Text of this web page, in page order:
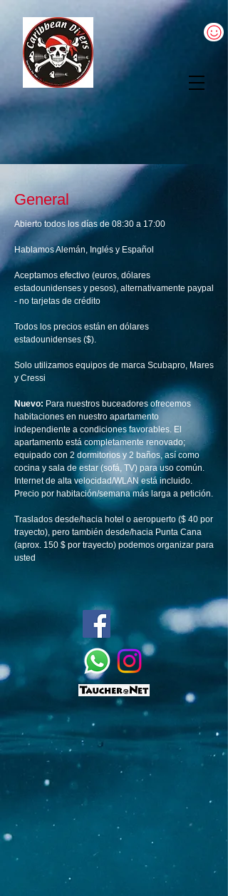
General
Abierto todos los días de 08:30 a 17:00
Hablamos Alemán, Inglés y Español
Aceptamos efectivo (euros, dólares
estadounidenses y pesos), alternativamente paypal
- no tarjetas de crédito
Todos los precios están en dólares
estadounidenses ($).
Solo utilizamos equipos de marca Scubapro, Mares
y Cressi
Nuevo: Para nuestros buceadores ofrecemos
habitaciones en nuestro apartamento
independiente a condiciones favorables. El
apartamento está completamente renovado;
equipado con 2 dormitorios y 2 baños, así como
cocina y sala de estar (sofá, TV) para uso común.
Internet de alta velocidad/WLAN está incluido.
Precio por habitación/semana más larga a petición.
Traslados desde/hacia hotel o aeropuerto ($ 40 por
trayecto), pero también desde/hacia Punta Cana
(aprox. 150 $ por trayecto) podemos organizar para
usted